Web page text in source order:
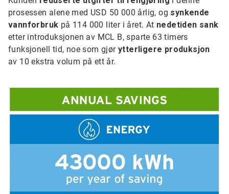
prosessen alene med USD 50 000 årlig, og synkende
vannforbruk på 114 000 liter i året. At nedetiden sank
etter introduksjonen av MCL B, sparte 63 timers
funksjonell tid, noe som gjør ytterligere produksjon
av 10 ekstra volum på ett år.